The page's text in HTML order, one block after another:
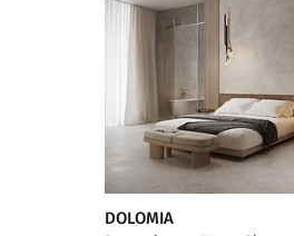
DOLOMIA